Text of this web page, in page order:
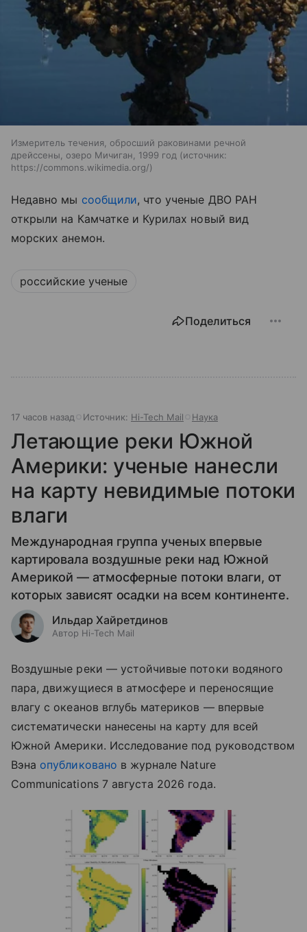
Измеритель течения, обросший раковинами речной
дрейссены, озеро Мичиган, 1999 год
источник:
https://commons.wikimedia.org/
Недавно мы сообщили, что ученые ДВО РАН
открыли на Камчатке и Курилах новый вид
морских анемон.
российские ученые
Поделиться
17 часов назад Источник: Hi-Tech Mail Наука
Летающие реки Южной
Америки: ученые нанесли
на карту невидимые потоки
влаги
Международная группа ученых впервые
картировала воздушные реки над Южной
Америкой — атмосферные потоки влаги, от
которых зависят осадки на всем континенте.
Ильдар Хайретдинов
Автор Hi-Tech Mail
Воздушные реки — устойчивые потоки водяного
пара, движущиеся в атмосфере и переносящие
влагу с океанов вглубь материков — впервые
систематически нанесены на карту для всей
Южной Америки. Исследование под руководством
Вэна опубликовано в журнале Nature
Communications 7 августа 2026 года.